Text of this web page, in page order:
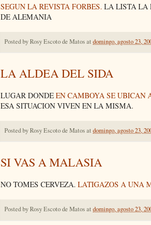
SEGUN LA REVISTA FORBES. LA LISTA LA
DE ALEMANIA
Posted byRosy Escoto de Matosat domingo, agosto 23,
LA ALDEA DEL SIDA
LUGAR DONDE EN CAMBOYA SE UBICAN
ESA SITUACION VIVEN EN LA MISMA.
Posted byRosy Escoto de Matosat domingo, agosto 23,
SI VAS A MALASIA
NO TOMES CERVEZA. LATIGAZOS A UNA
Posted byRosy Escoto de Matosat domingo, agosto 23,